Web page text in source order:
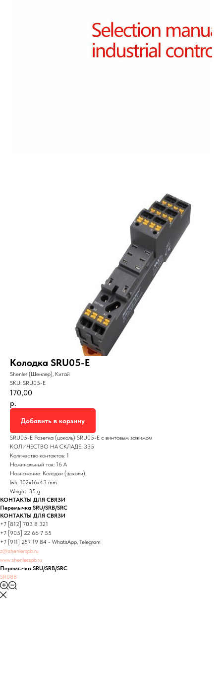
Колодка SRU05-E
Shenler (Шенлер), Китай
SKU: SRU05-E
170,00
р.
Добавить в корзину
SRU05-E Розетка (цоколь) SRU05-E с винтовым зажимом
КОЛИЧЕСТВО НА СКЛАДЕ: 335
Количество контактов: 1
Номинальный ток: 16 А
Назначение: Колодки (цоколи)
lwh: 102x16x43 mm
Weight: 35 g
КОНТАКТЫ ДЛЯ СВЯЗИ
Перемычка SRU/SRB/SRC
КОНТАКТЫ ДЛЯ СВЯЗИ
+7 [812] 703 8 321
+7 [905] 22 66 7 55
+7 [911] 257 19 84 - WhatsApp, Telegram
z@shenlerspb.ru
www.shenlerspb.ru
Перемычка SRU/SRB/SRC
SR08B